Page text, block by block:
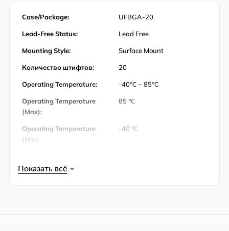
Case/Package: UFBGA-20
Lead-Free Status: Lead Free
Mounting Style: Surface Mount
Количество штифтов: 20
Operating Temperature: -40℃ ~ 85℃
Operating Temperature
(Max):
85 ℃
Operating Temperature
(Min):
-40 ℃
Output Voltage: